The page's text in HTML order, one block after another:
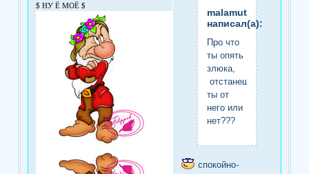
$ НУ Ё МОЁ $
malamut
написал(а):
Про что
ты опять
злюка,
отстанешь
ты от
него или
нет???
спокойно-